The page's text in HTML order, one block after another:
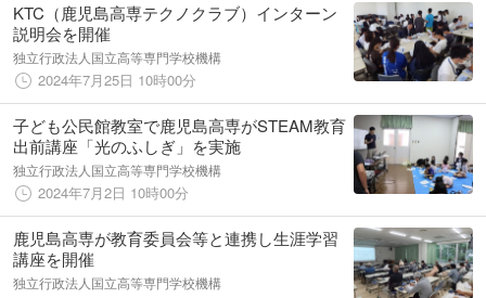
KTC（鹿児島高専テクノクラブ）インターン
説明会を開催
独立行政法人国立高等専門学校機構
2024年7月25日 10時00分
子ども公民館教室で鹿児島高専がSTEAM教育
出前講座「光のふしぎ」を実施
独立行政法人国立高等専門学校機構
2024年7月2日 10時00分
鹿児島高専が教育委員会等と連携し生涯学習
講座を開催
独立行政法人国立高等専門学校機構